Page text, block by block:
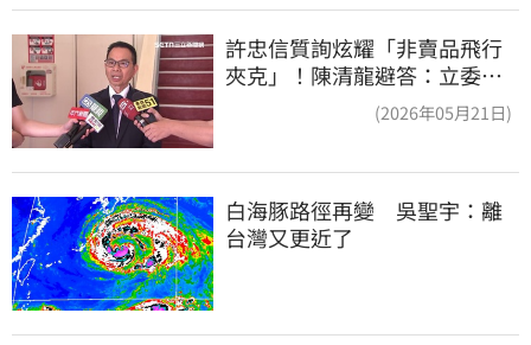
許忠信質詢炫耀「非賣品飛行
夾克」！陳清龍避答：立委質
(2026年05月21日)
白海豚路徑再變　吳聖宇：離
台灣又更近了